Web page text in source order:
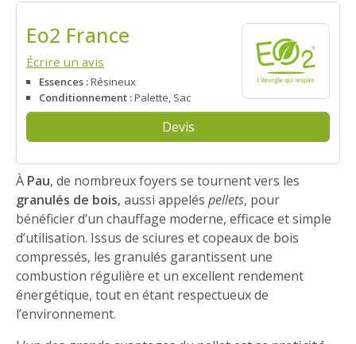
Eo2 France
Écrire un avis
Essences :Résineux
Conditionnement :Palette, Sac
Devis
À Pau, de nombreux foyers se tournent vers les
granulés de bois, aussi appelés pellets, pour
bénéficier d’un chauffage moderne, efficace et simple
d’utilisation. Issus de sciures et copeaux de bois
compressés, les granulés garantissent une
combustion régulière et un excellent rendement
énergétique, tout en étant respectueux de
l’environnement.